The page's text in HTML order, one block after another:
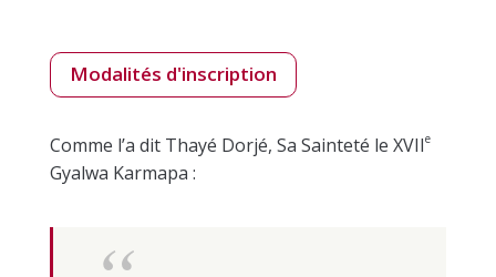
Modalités d'inscription
Comme l’a dit Thayé Dorjé, Sa Sainteté le XVIIe
Gyalwa Karmapa :